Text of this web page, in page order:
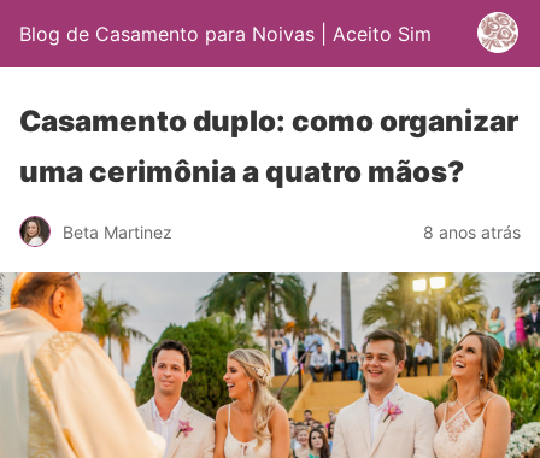
Blog de Casamento para Noivas | Aceito Sim
Casamento duplo: como organizar
uma cerimônia a quatro mãos?
Beta Martinez 8 anos atrás